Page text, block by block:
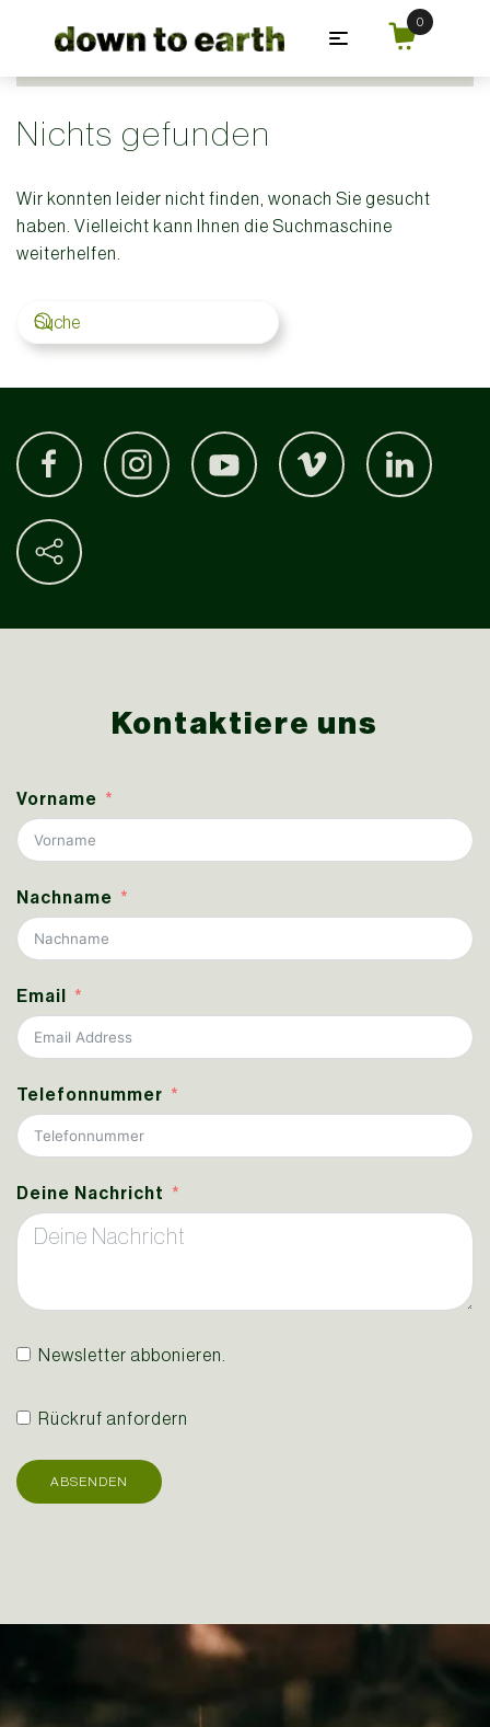
Zum Hauptinhalt springen
Nichts gefunden
Wir konnten leider nicht finden, wonach Sie gesucht
haben. Vielleicht kann Ihnen die Suchmaschine
weiterhelfen.
Kontaktiere uns
Vorname
Nachname
Email
Telefonnummer
Deine Nachricht
Newsletter abbonieren.
Rückruf anfordern
ABSENDEN